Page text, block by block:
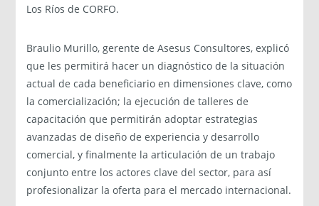
Los Ríos de CORFO.
Braulio Murillo, gerente de Asesus Consultores, explicó
que les permitirá hacer un diagnóstico de la situación
actual de cada beneficiario en dimensiones clave, como
la comercialización; la ejecución de talleres de
capacitación que permitirán adoptar estrategias
avanzadas de diseño de experiencia y desarrollo
comercial, y finalmente la articulación de un trabajo
conjunto entre los actores clave del sector, para así
profesionalizar la oferta para el mercado internacional.